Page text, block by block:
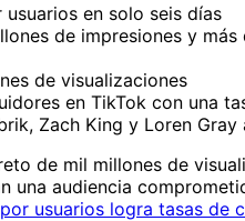
en solo seis días
de impresiones y
de visualizaciones
en TikTok con una
Zach King y Loren
de mil millones de
una audiencia
usuarios logra tasas de